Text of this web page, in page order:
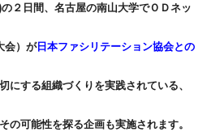
２日間、名古屋の南山大学でＯＤネッ
会）が日本ファシリテーション協会との
にする組織づくりを実践されている、
の可能性を探る企画も実施されます。